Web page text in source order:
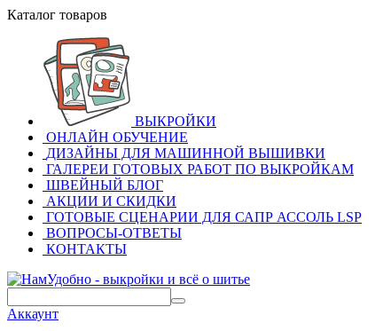
Каталог товаров
ВЫКРОЙКИ
ОНЛАЙН ОБУЧЕНИЕ
ДИЗАЙНЫ ДЛЯ МАШИННОЙ ВЫШИВКИ
ГАЛЕРЕИ ГОТОВЫХ РАБОТ ПО ВЫКРОЙКАМ
ШВЕЙНЫЙ БЛОГ
АКЦИИ И СКИДКИ
ГОТОВЫЕ СЦЕНАРИИ ДЛЯ САПР АССОЛЬ LSP
ВОПРОСЫ-ОТВЕТЫ
КОНТАКТЫ
Аккаунт